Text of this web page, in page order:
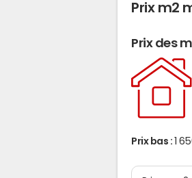
Prix m2
Prix des
Prix bas : 1